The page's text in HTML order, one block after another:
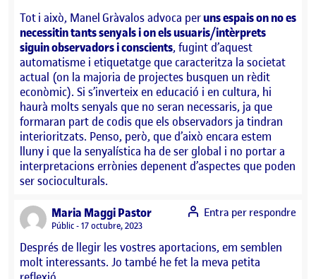
Tot i això, Manel Gràvalos advoca peruns espais on no es
necessitin tants senyals i on els usuaris/intèrprets
siguin observadors i conscients, fugint d’aquest
automatisme i etiquetatge que caracteritza la societat
actual (on la majoria de projectes busquen un rèdit
econòmic). Si s’inverteix en educació i en cultura, hi
haurà molts senyals que no seran necessaris, ja que
formaran part de codis que els observadors ja tindran
interioritzats. Penso, però, que d’això encara estem
lluny i que la senyalística ha de ser global i no portar a
interpretacions errònies depenent d’aspectes que poden
ser socioculturals.
Maria Maggi Pastorsays:
Visibilitat:
Públic 17 octubre, 2023
Després de llegir les vostres aportacions, em semblen
molt interessants. Jo també he fet la meva petita
Entra per respondre